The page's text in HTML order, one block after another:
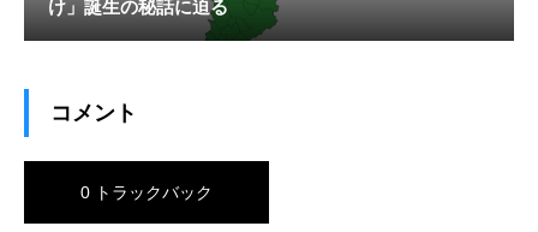
け」誕生の秘話に迫る
コメント
0 トラックバック